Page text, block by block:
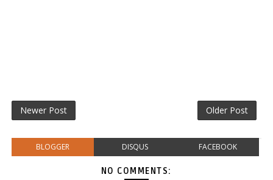
Newer Post Older Post
BLOGGER DISQUS FACEBOOK
NO COMMENTS: